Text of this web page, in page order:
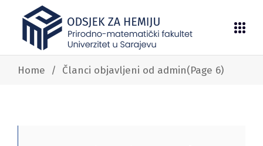
Home / Članci objavljeni od admin(Page 6)